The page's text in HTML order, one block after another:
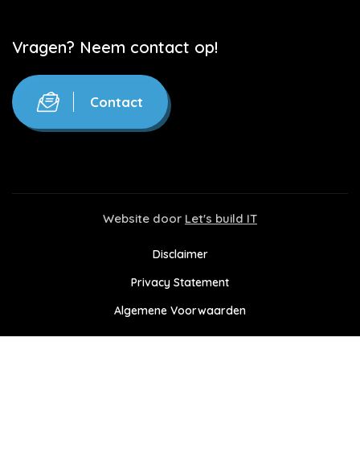
Vragen? Neem contact op!
Contact
Website door Let's build IT
Disclaimer
Privacy Statement
Algemene Voorwaarden